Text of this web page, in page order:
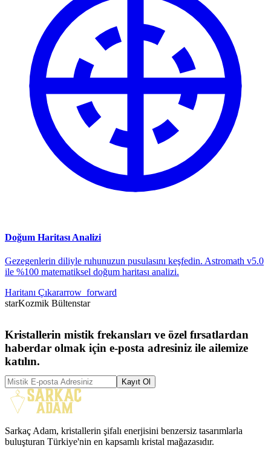
Doğum Haritası Analizi
Gezegenlerin diliyle ruhunuzun pusulasını keşfedin. Astromath v5.0
ile %100 matematiksel doğum haritası analizi.
Haritanı Çıkararrow_forward
starKozmik Bültenstar
Kristallerin mistik frekansları ve özel fırsatlardan
haberdar olmak için e-posta adresiniz ile ailemize
katılın.
Kayıt Ol
Sarkaç Adam, kristallerin şifalı enerjisini benzersiz tasarımlarla
buluşturan Türkiye'nin en kapsamlı kristal mağazasıdır.